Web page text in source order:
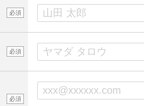
必須
必須
必須